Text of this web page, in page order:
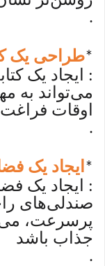
.
*طراحی یک
: ایجاد یک
می‌تواند به
اوقات
.
* ایجاد یک
: ایجاد یک
صندلی‌های
پرسرعت،
جذاب باشد
.